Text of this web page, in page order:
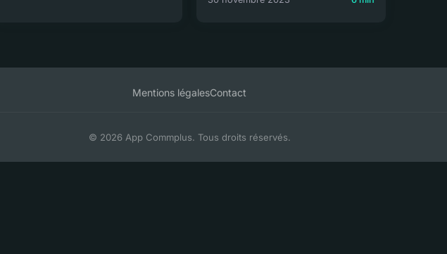
Mentions légalesContact
© 2026 App Commplus. Tous droits réservés.